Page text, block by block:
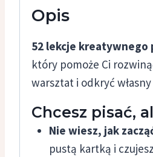
Opis
52 lekcje kreatywnego
który pomoże Ci
warsztat i odkryć
Chcesz pisać,
Nie wiesz, jak
pustą kartką i